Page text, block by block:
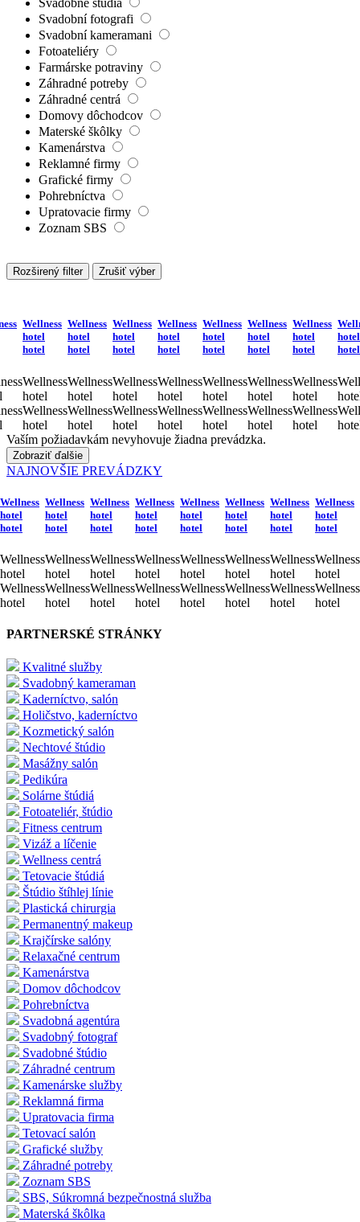
Svadobné štúdiá
Svadobní fotografi
Svadobní kameramani
Fotoateliéry
Farmárske potraviny
Záhradné potreby
Záhradné centrá
Domovy dôchodcov
Materské škôlky
Kamenárstva
Reklamné firmy
Grafické firmy
Pohrebníctva
Upratovacie firmy
Zoznam SBS
Rozširený filter Zrušiť výber
Wellness
hotel
hotel
Wellness
hotel
Wellness
hotel
Wellness
hotel
hotel
Wellness
hotel
Wellness
hotel
Wellness
hotel
hotel
Wellness
hotel
Wellness
hotel
Wellness
hotel
hotel
Wellness
hotel
Wellness
hotel
Wellness
hotel
hotel
Wellness
hotel
Wellness
hotel
Wellness
hotel
hotel
Wellness
hotel
Wellness
hotel
Wellness
hotel
hotel
Wellness
hotel
Wellness
hotel
hotel
hotel
Vaším požiadavkám nevyhovuje žiadna prevádzka.
Zobraziť ďalšie
NAJNOVŠIE PREVÁDZKY
Wellness
hotel
hotel
Wellness
hotel
Wellness
hotel
Wellness
hotel
hotel
Wellness
hotel
Wellness
hotel
Wellness
hotel
hotel
Wellness
hotel
Wellness
hotel
Wellness
hotel
hotel
Wellness
hotel
Wellness
hotel
Wellness
hotel
hotel
Wellness
hotel
Wellness
hotel
Wellness
hotel
hotel
Wellness
hotel
Wellness
hotel
Wellness
hotel
hotel
Wellness
hotel
Wellness
hotel
Wellness
hotel
hotel
Wellness
hotel
Wellness
hotel
PARTNERSKÉ STRÁNKY
Kvalitné služby
Svadobný kameraman
Kaderníctvo, salón
Holičstvo, kaderníctvo
Kozmetický salón
Nechtové štúdio
Masážny salón
Pedikúra
Solárne štúdiá
Fotoateliér, štúdio
Fitness centrum
Vizáž a líčenie
Wellness centrá
Tetovacie štúdiá
Štúdio štíhlej línie
Plastická chirurgia
Permanentný makeup
Krajčírske salóny
Relaxačné centrum
Kamenárstva
Domov dôchodcov
Pohrebníctva
Svadobná agentúra
Svadobný fotograf
Svadobné štúdio
Záhradné centrum
Kamenárske služby
Reklamná firma
Upratovacia firma
Tetovací salón
Grafické služby
Záhradné potreby
Zoznam SBS
SBS, Súkromná bezpečnostná služba
Materská škôlka